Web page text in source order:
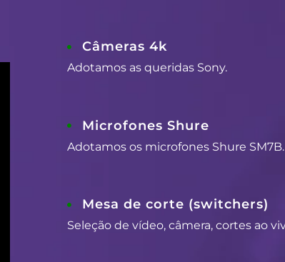
Câmeras 4k
Adotamos as queridas Sony.
Microfones Shure
Adotamos os microfones Shure SM7B.
Mesa de corte (switchers)
Seleção de vídeo, câmera, cortes ao